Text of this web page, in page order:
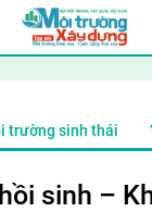
mới Bảo vệ
sinh –